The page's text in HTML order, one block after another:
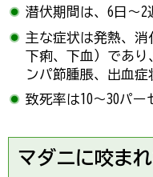
潜伏期間は、6日～2
主な症状は発熱、消
下痢、下血）であり
ンパ節腫脹、出血症
致死率は10～30パー
マダニに咬ま